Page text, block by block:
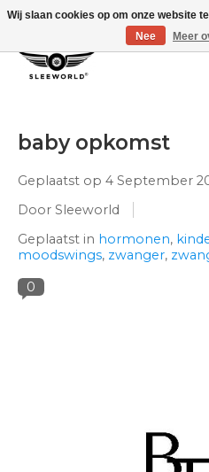
baby opkomst
Geplaatst op 4 September
Door Sleeworld
Geplaatst in hormonen,
moodswings, zwanger,
0
Wij slaan cookies op om onze website
Nee
Meer